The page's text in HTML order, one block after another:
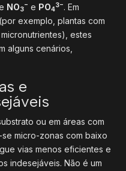
NO3
− e PO4
3−. Em
exemplo, plantas com
estes
alguns cenários,
e
ou em áreas com
micro-zonas com baixo
vias menos eficientes e
indesejáveis. Não é um